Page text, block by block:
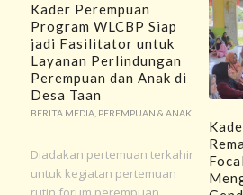
Kader Perempuan
Program WLCBP Siap
jadi Fasilitator untuk
Layanan Perlindungan
Perempuan dan Anak di
Desa Taan
BERITA MEDIA, PEREMPUAN & ANAK
Diadakan pertemuan terkahir
untuk kegiatan pertemuan